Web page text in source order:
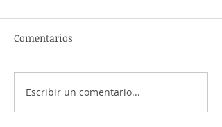
Comentarios
Escribir un comentario...